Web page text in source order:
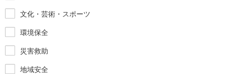
文化・芸術・スポーツ
環境保全
災害救助
地域安全